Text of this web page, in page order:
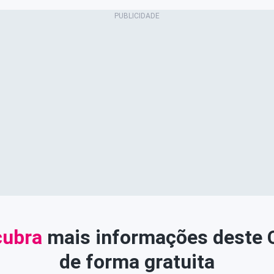
mais informações deste
de forma gratuita